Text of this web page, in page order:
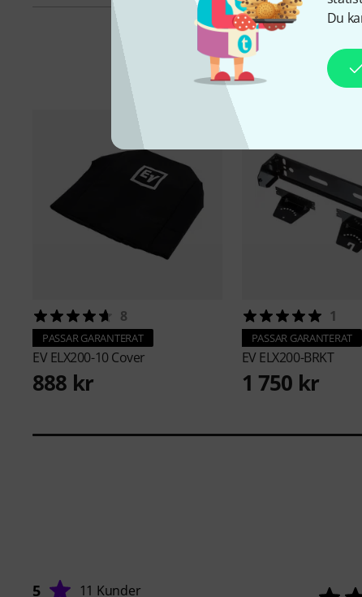
Du
8
PASSAR GARANTERAT
EVELX200-10 Cover
888 kr
1
PASSAR GARANTERAT
EVELX200-BRKT
1 750 kr
5 11 Kunder